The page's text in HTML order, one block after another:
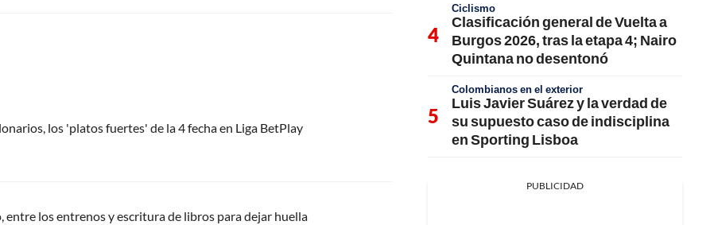
los 'platos fuertes' de la 4 fecha en Liga BetPlay
los entrenos y escritura de libros para dejar huella
Ciclismo
Clasificación general de Vuelta a
Burgos 2026, tras la etapa 4; Nairo
Quintana no desentonó
Colombianos en el exterior
Luis Javier Suárez y la verdad de
su supuesto caso de indisciplina
en Sporting Lisboa
PUBLICIDAD